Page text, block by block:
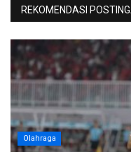
REKOMENDASI
Olahraga